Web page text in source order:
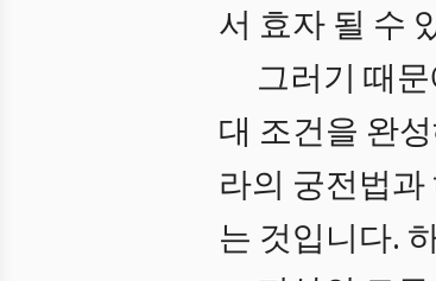
서 효자 될 수
그러기 때
대 조건을 완
라의 궁전법
는 것입니다.